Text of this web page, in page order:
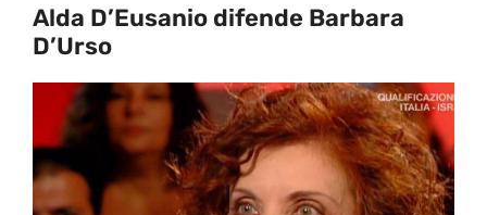
Alda D’Eusanio difende Barbara
D’Urso